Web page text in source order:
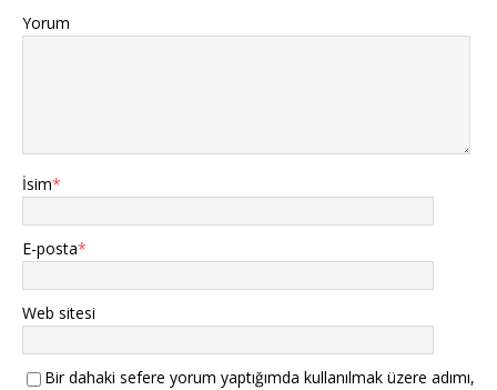
Yorum
İsim*
E-posta*
Web sitesi
Bir dahaki sefere yorum yaptığımda kullanılmak üzere adımı,